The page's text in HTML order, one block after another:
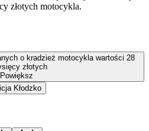
złotych motocykla.
Powiększ
Kłodzko